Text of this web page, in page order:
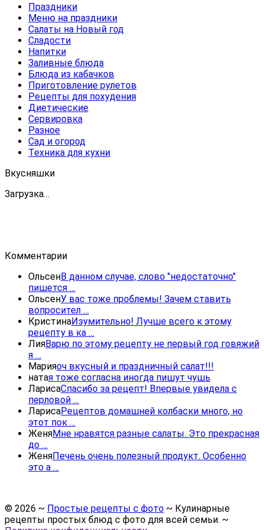
Праздники
Меню на праздники
Салаты на Новый год
Сладости
Напитки
Заливные блюда
Блюда из кабачков
Приготовление рулетов
Рецепты для похудения
Диетические
Сервировка
Разное
Сад и огород
Техника для кухни
Вкусняшки
Загрузка…
Комментарии
ОльсенВ данном случае, слово "недостаточно"
пишется …
ОльсенУ вас тоже проблемы! Зачем ставить
вопросител …
КристинаИзумительно! Лучше всего к этому
рецепту в ка …
ЛияВарю по этому рецепту не первый год говяжий
я …
Марияоч вкусный и праздничный салат!!!
натая тоже согласна иногда пишут чушь
ЛарисаСпасибо за рецепт! Впервые увидела с
перловой …
ЛарисаРецептов домашней колбаски много, но
этот пок …
ЖеняМне нравятся разные салаты. Это прекрасная
до …
ЖеняПечень очень полезный продукт. Особенно
это а …
© 2026 ~ Простые рецепты с фото ~ Кулинарные
рецепты простых блюд с фото для всей семьи. ~